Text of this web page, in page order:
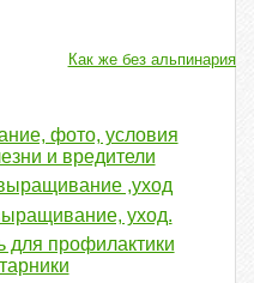
Как же без альпинария...
фото, условия
и вредители
,уход
уход.
для профилактики